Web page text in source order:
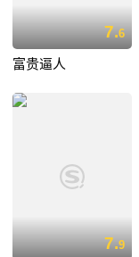
7.6
富贵逼人
7.9